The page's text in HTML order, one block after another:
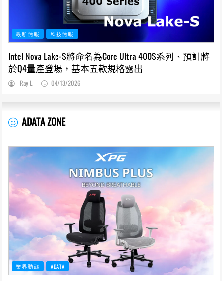
最新情報 科技情報
Intel Nova Lake-S將命名為Core Ultra 400S系列、預計將
於Q4量產登場，基本五款規格露出
Ray L. 04/13/2026
ADATA ZONE
業界動態 ADATA